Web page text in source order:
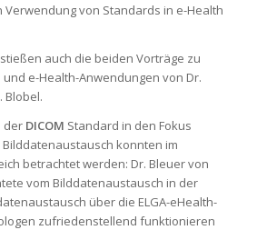
von Standards in e-Health
auch die beiden Vorträge zu
und e-Health-Anwendungen von Dr.
Blobel.
der DICOM Standard in den Fokus
Bilddatenaustausch konnten im
betrachtet werden: Dr. Bleuer von
vom Bilddatenaustausch in der
über die ELGA-eHealth-
zufriedenstellend funktionieren